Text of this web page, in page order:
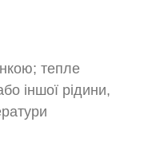
тепле
іншої рідини,